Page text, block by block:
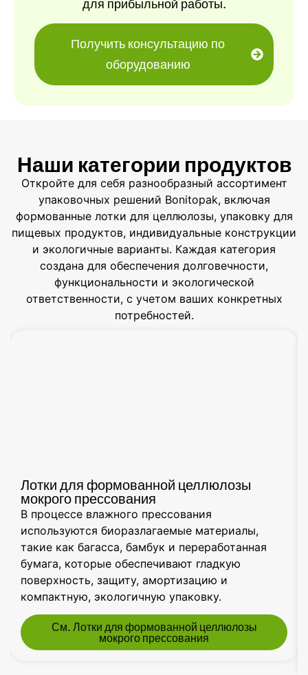
для прибыльной работы.
Получить консультацию по
оборудованию
Наши категории продуктов
Откройте для себя разнообразный ассортимент
упаковочных решений Bonitopak, включая
формованные лотки для целлюлозы, упаковку для
пищевых продуктов, индивидуальные конструкции
и экологичные варианты. Каждая категория
создана для обеспечения долговечности,
функциональности и экологической
ответственности, с учетом ваших конкретных
потребностей.
Лотки для формованной целлюлозы
мокрого прессования
В процессе влажного прессования
используются биоразлагаемые материалы,
такие как багасса, бамбук и переработанная
бумага, которые обеспечивают гладкую
поверхность, защиту, амортизацию и
компактную, экологичную упаковку.
См. Лотки для формованной целлюлозы
мокрого прессования